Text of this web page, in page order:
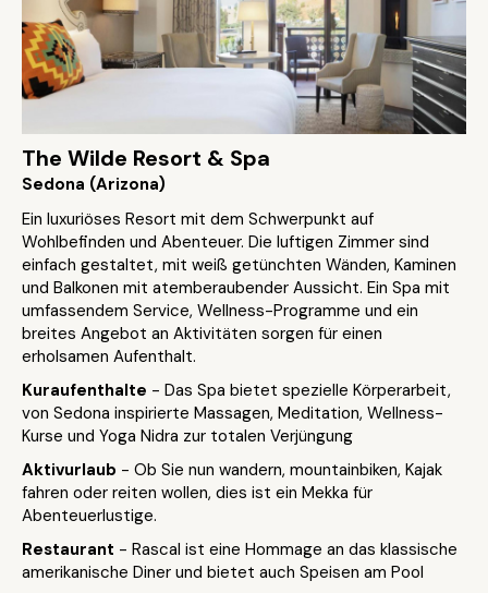
The Wilde Resort & Spa
Sedona (Arizona)
Ein luxuriöses Resort mit dem Schwerpunkt auf
Wohlbefinden und Abenteuer. Die luftigen Zimmer sind
einfach gestaltet, mit weiß getünchten Wänden, Kaminen
und Balkonen mit atemberaubender Aussicht. Ein Spa mit
umfassendem Service, Wellness-Programme und ein
breites Angebot an Aktivitäten sorgen für einen
erholsamen Aufenthalt.
Kuraufenthalte - Das Spa bietet spezielle Körperarbeit,
von Sedona inspirierte Massagen, Meditation, Wellness-
Kurse und Yoga Nidra zur totalen Verjüngung
Aktivurlaub - Ob Sie nun wandern, mountainbiken, Kajak
fahren oder reiten wollen, dies ist ein Mekka für
Abenteuerlustige.
Restaurant - Rascal ist eine Hommage an das klassische
amerikanische Diner und bietet auch Speisen am Pool